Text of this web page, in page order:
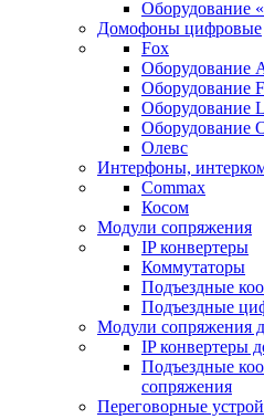
Оборудование
Домофоны цифровые
Fox
Оборудование
Оборудование
Оборудование
Оборудование
Олевс
Интерфоны,
Commax
Косом
Модули сопряжения
IP конвертеры
Коммутаторы
Подъездные
Подъездные
Модули сопряжения
IP конвертеры
Подъездные
сопряжения
Переговорные